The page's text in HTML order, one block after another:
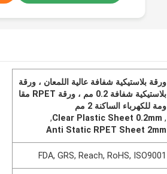
ورقة بلاستيكية شفافة عالية اللمعان ، ورقة
بلاستيكية شفافة 0.2 مم ، ورقة RPET مقا
ومة للكهرباء الساكنة 2 مم
,
Clear Plastic Sheet 0.2mm
,
Anti Static RPET Sheet 2mm
FDA, GRS, Reach, RoHS, ISO9001